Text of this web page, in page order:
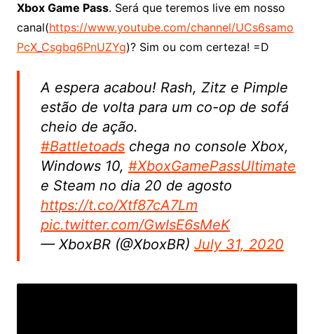
Xbox Game Pass. Será que teremos live em nosso
canal(https://www.youtube.com/channel/UCs6samo
PcX_Csgbq6PnUZYg)? Sim ou com certeza! =D
A espera acabou! Rash, Zitz e Pimple
estão de volta para um co-op de sofá
cheio de ação.
#Battletoadschega no console Xbox,
Windows 10, #XboxGamePassUltimate
e Steam no dia 20 de agosto
https://t.co/Xtf87cA7Lm
pic.twitter.com/GwIsE6sMeK
— XboxBR (@XboxBR) July 31, 2020